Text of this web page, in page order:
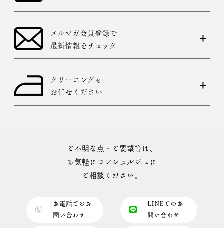
メルマガ会員登録で
最新情報をチェック
クリーニングも
お任せください
ご不明な点・ご要望等は、
お気軽にコンシェルジュに
ご相談ください。
お電話でのお
問い合わせ
LINEでのお
問い合わせ